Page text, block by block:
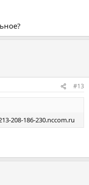
#13
208-186-230.nccom.ru